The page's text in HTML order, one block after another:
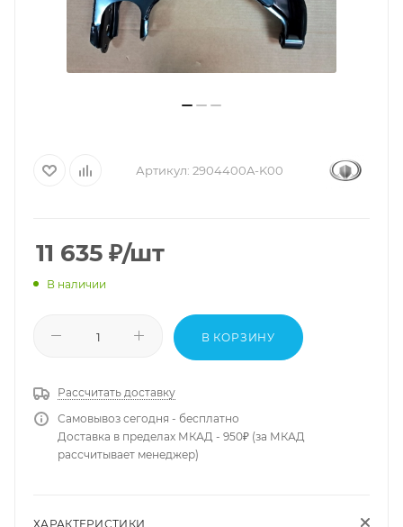
Артикул: 2904400A-K00
11 635 ₽/шт
В наличии
В КОРЗИНУ
Рассчитать доставку
Самовывоз сегодня - бесплатно
Доставка в пределах МКАД - 950₽ (за МКАД
рассчитывает менеджер)
ХАРАКТЕРИСТИКИ